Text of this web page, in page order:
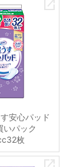
安心パッド
いパック
枚